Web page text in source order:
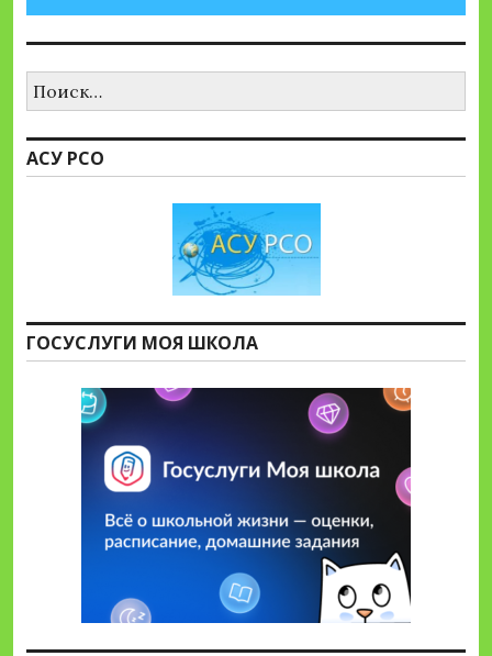
АСУ РСО
ГОСУСЛУГИ МОЯ ШКОЛА